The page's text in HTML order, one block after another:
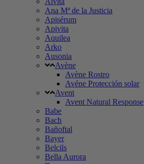
Ana Mª de la Justicia
Apisérum
Apivita
Aquilea
Arko
Ausonia
Avène
Avène Rostro
Avéne Protección solar
Avent
Avent Natural Response
Babe
Bach
Bañoftal
Bayer
Belcils
Bella Aurora